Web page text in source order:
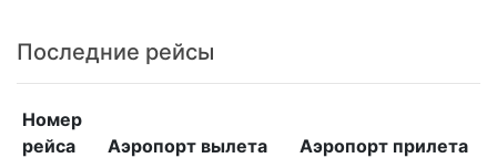
Последние рейсы
Номер
рейса
Аэропорт вылета
Аэропорт прилета